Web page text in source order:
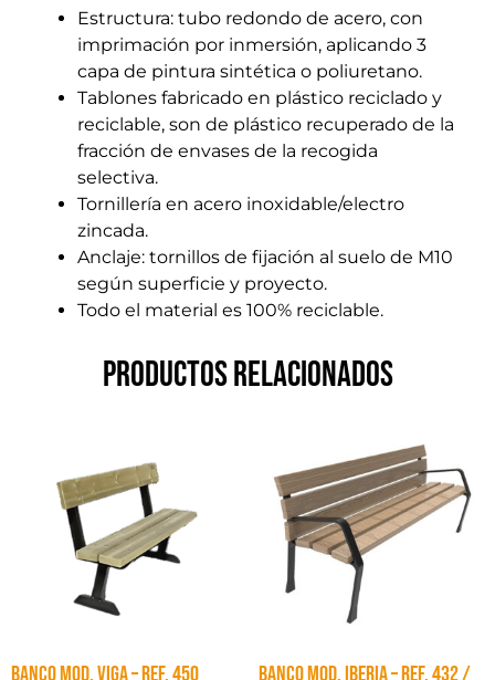
Estructura: tubo redondo de acero, con
imprimación por inmersión, aplicando 3
capa de pintura sintética o poliuretano.
Tablones fabricado en plástico reciclado y
reciclable, son de plástico recuperado de la
fracción de envases de la recogida
selectiva.
Tornillería en acero inoxidable/electro
zincada.
Anclaje: tornillos de fijación al suelo de M10
según superficie y proyecto.
Todo el material es 100% reciclable.
Productos relacionados